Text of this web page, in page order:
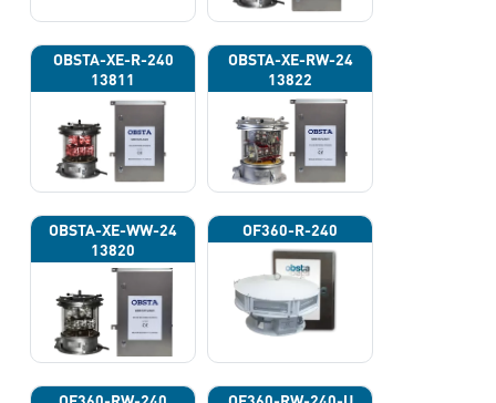
OBSTA-XE-R-240
13811
OBSTA-XE-RW-24
13822
OBSTA-XE-WW-24
13820
OF360-R-240